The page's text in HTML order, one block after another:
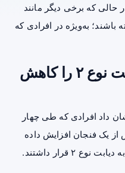
حالی که برخی دیگر مانند
باشند؛ به‌ویژه در افرادی که
آیا قهوه واقعاً خطر دیابت نوع ۲ را کاهش
گسترده در سال ۲۰۱۳ نشان داد افرادی که طی چهار
یک فنجان افزایش داده